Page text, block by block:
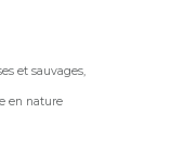
et sauvages,
en nature